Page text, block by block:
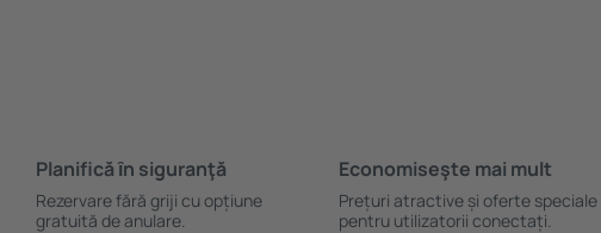
Planifică ȋn siguranţă
Rezervare fără griji cu opțiune
gratuită de anulare.
Economiseşte mai mult
Prețuri atractive și oferte speciale
pentru utilizatorii conectați.